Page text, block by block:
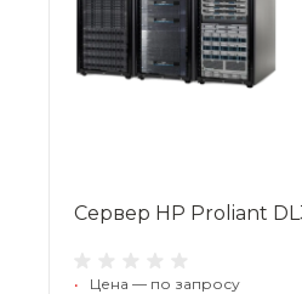
Сервер HP Proliant
• Цена — по запросу